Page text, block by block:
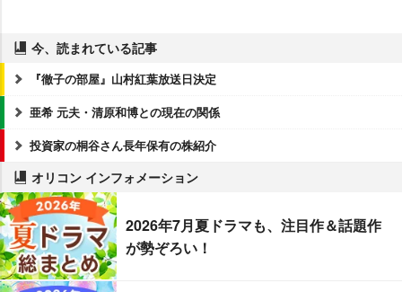
今、読まれている記事
『徹子の部屋』山村紅葉放送日決定
亜希 元夫・清原和博との現在の関係
投資家の桐谷さん長年保有の株紹介
オリコン インフォメーション
2026年7月夏ドラマも、注目作＆話題作
が勢ぞろい！